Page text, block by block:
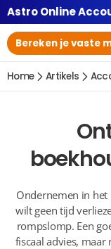
Astro Online
Bereken je vaste
Home Artikels
Ondernemen in het
wilt geen tijd
rompslomp. Een
fiscaal advies,